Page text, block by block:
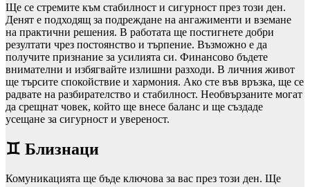
Ще се стремите към стабилност и сигурност през този ден.
Денят е подходящ за подреждане на ангажименти и вземане
на практични решения. В работата ще постигнете добри
резултати чрез постоянство и търпение. Възможно е да
получите признание за усилията си. Финансово бъдете
внимателни и избягвайте излишни разходи. В личния живот
ще търсите спокойствие и хармония. Ако сте във връзка, ще се
радвате на разбирателство и стабилност. Необвързаните могат
да срещнат човек, който ще внесе баланс и ще създаде
усещане за сигурност и увереност.
♊ Близнаци
Комуникацията ще бъде ключова за вас през този ден. Ще